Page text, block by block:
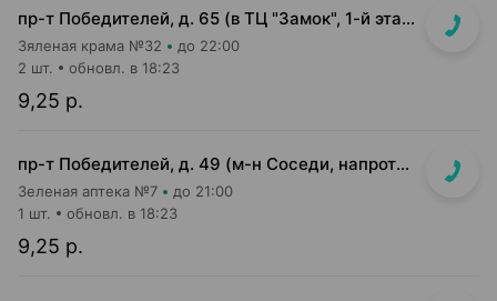
пр-т Победителей, д. 65 (в ТЦ "Замок", 1-й этаж, "островок")
Зяленая крама №32 до 22:00
9,25 р.
2 шт. обновл. в 18:23
пр-т Победителей, д. 49 (м-н Соседи, напротив Стеллы)
Зеленая аптека №7 до 21:00
9,25 р.
1 шт. обновл. в 18:23